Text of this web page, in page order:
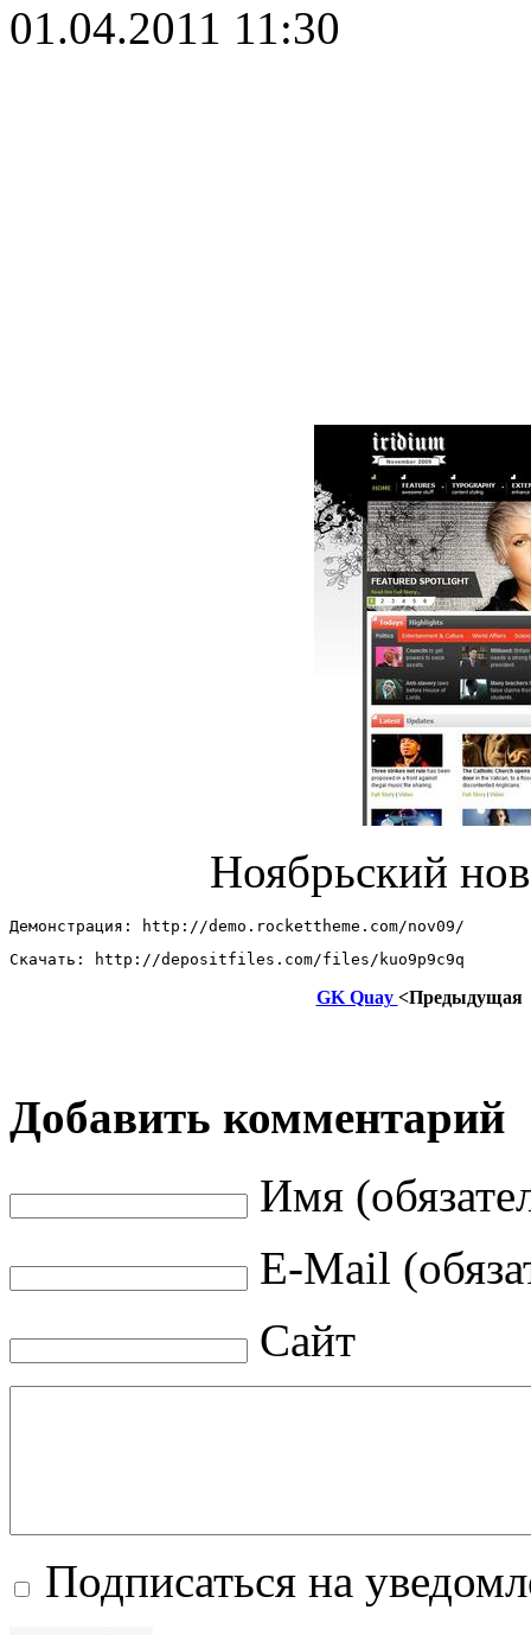
01.04.2011 11:30
Ноябрьский
Демонстрация: http://demo.rockettheme.com/nov09/
Скачать: http://depositfiles.com/files/kuo9p9c9q
GK Quay <Предыдущая
Добавить комментарий
Имя
E-Mail
Сайт
Подписаться на